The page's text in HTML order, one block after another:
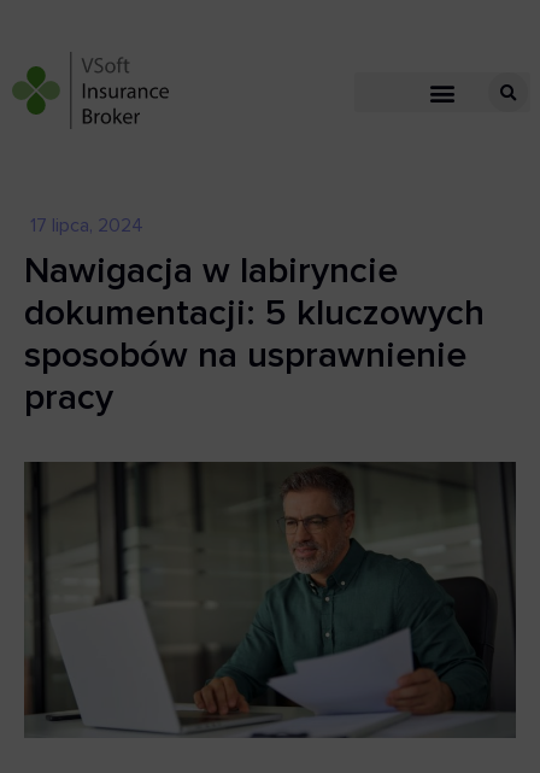
17 lipca, 2024
Nawigacja w labiryncie
dokumentacji: 5 kluczowych
sposobów na usprawnienie
pracy